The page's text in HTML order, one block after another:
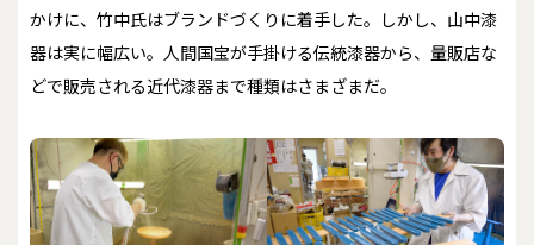
かけに、竹中氏はブランドづくりに着手した。しかし、山中漆
器は実に幅広い。人間国宝が手掛ける伝統漆器から、量販店な
どで販売される近代漆器まで種類はさまざまだ。